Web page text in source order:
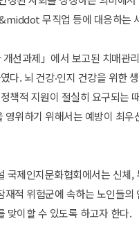
무직업 등에 대응하는
선과제」에서 보고된 치매관
다. 뇌 건강‧인지 건강을 위한
책적 지원이 절실히 요구되는
위하기 위해서는 예방이 최
국제인지문화협회에서는 신체
적 위험군에 속하는 노인들
맞이할 수 있도록 하고자 한다.